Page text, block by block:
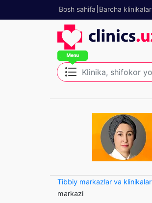
Bosh sahifa Barcha klinikalar
Tibbiy markazlar va klinikalar
markazi